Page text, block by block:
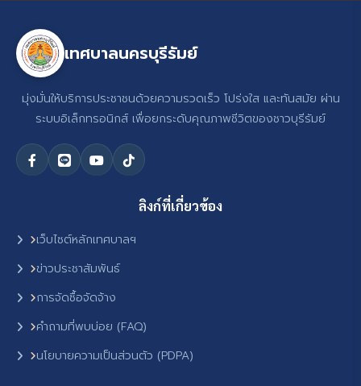
เทศบาลนครบุรีรัมย์
มุ่งมั่นให้บริการประชาชนด้วยความรวดเร็ว โปร่งใส และทันสมัย ผ่าน
ระบบอิเล็กทรอนิกส์ เพื่อยกระดับคุณภาพชีวิตของชาวบุรีรัมย์
ลิงก์ที่เกี่ยวข้อง
เว็บไซต์หลักเทศบาลฯ
ข่าวประชาสัมพันธ์
การจัดซื้อจัดจ้าง
คำถามที่พบบ่อย (FAQ)
นโยบายความเป็นส่วนตัว (PDPA)